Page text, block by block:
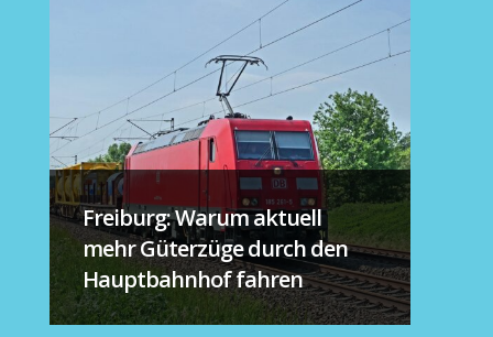
Freiburg: Warum aktuell
mehr Güterzüge durch den
Hauptbahnhof fahren